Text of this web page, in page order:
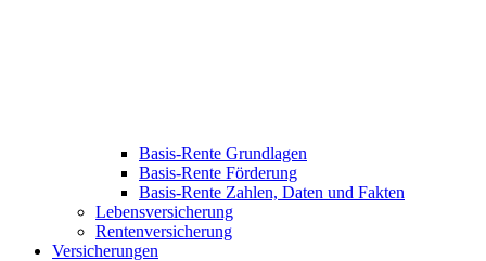
Basis-Rente Grundlagen
Basis-Rente Förderung
Basis-Rente Zahlen, Daten und Fakten
Lebensversicherung
Rentenversicherung
Versicherungen